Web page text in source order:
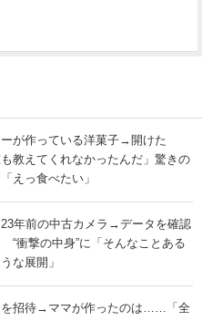
ーが作っている洋菓子→開けた
えてくれなかったんだ」驚きの
えっ食べたい」
年前の中古カメラ→データを確認
衝撃の中身”に「そんなことある
な展開」
を招待→ママが作ったのは……「全